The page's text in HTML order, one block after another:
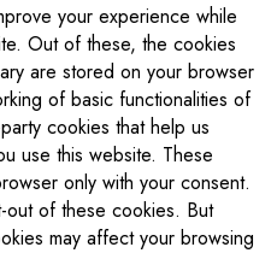
your experience while
Out of these, the cookies
are stored on your browser
of basic functionalities of
cookies that help us
use this website. These
only with your consent.
out of these cookies. But
may affect your browsing